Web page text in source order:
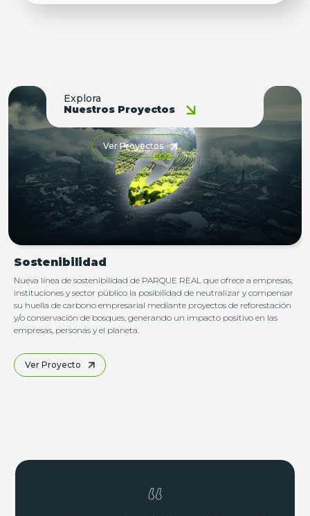
Explora
Nuestros Proyectos
Ver Proyectos
Sostenibilidad
Nueva línea de sostenibilidad de PARQUE REAL que ofrece a empresas,
instituciones y sector público la posibilidad de neutralizar y compensar
su huella de carbono empresarial mediante proyectos de reforestación
y/o conservación de bosques, generando un impacto positivo en las
empresas, personas y el planeta.
Ver Proyecto